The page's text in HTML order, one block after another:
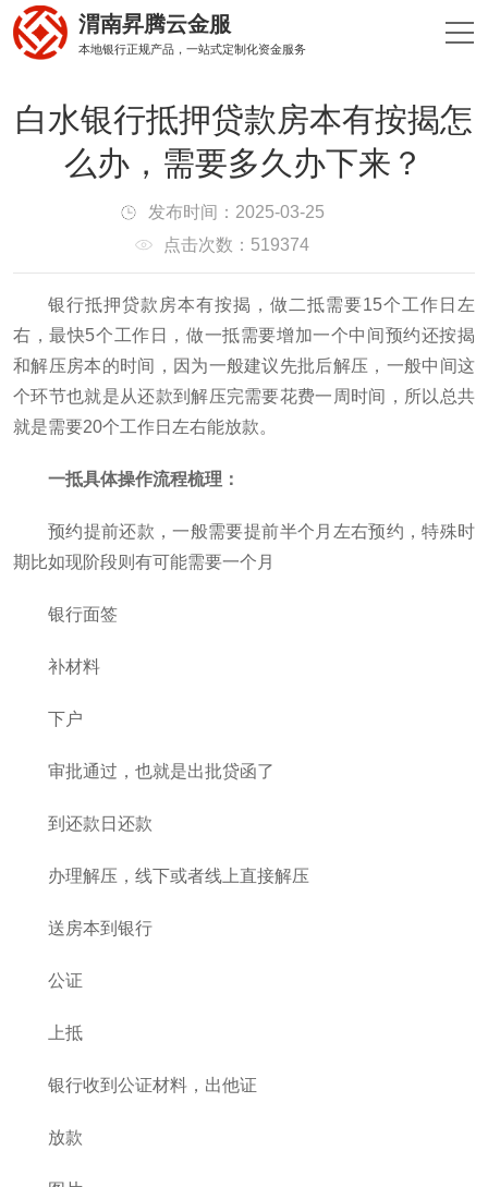
渭南昇腾云金服
本地银行正规产品，一站式定制化资金服务
白水银行抵押贷款房本有按揭怎
么办，需要多久办下来？
发布时间：2025-03-25
点击次数：519374
银行抵押贷款房本有按揭，做二抵需要15个工作日左
右，最快5个工作日，做一抵需要增加一个中间预约还按揭
和解压房本的时间，因为一般建议先批后解压，一般中间这
个环节也就是从还款到解压完需要花费一周时间，所以总共
就是需要20个工作日左右能放款。
一抵具体操作流程梳理：
预约提前还款，一般需要提前半个月左右预约，特殊时
期比如现阶段则有可能需要一个月
银行面签
补材料
下户
审批通过，也就是出批贷函了
到还款日还款
办理解压，线下或者线上直接解压
送房本到银行
公证
上抵
银行收到公证材料，出他证
放款